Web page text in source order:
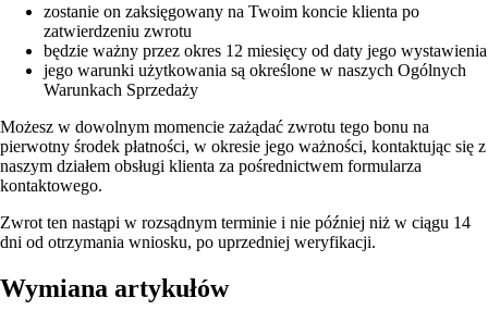
zostanie on zaksięgowany na Twoim koncie klienta po
zatwierdzeniu zwrotu
będzie ważny przez okres 12 miesięcy od daty jego wystawienia
jego warunki użytkowania są określone w naszych Ogólnych
Warunkach Sprzedaży
Możesz w dowolnym momencie zażądać zwrotu tego bonu na
pierwotny środek płatności, w okresie jego ważności, kontaktując się z
naszym działem obsługi klienta za pośrednictwem formularza
kontaktowego.
Zwrot ten nastąpi w rozsądnym terminie i nie później niż w ciągu 14
dni od otrzymania wniosku, po uprzedniej weryfikacji.
Wymiana artykułów